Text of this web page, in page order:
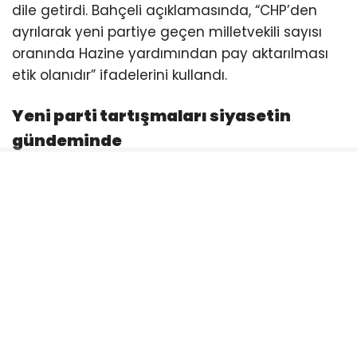
dile getirdi. Bahçeli açıklamasında, “CHP’den
ayrılarak yeni partiye geçen milletvekili sayısı
oranında Hazine yardımından pay aktarılması
etik olanıdır” ifadelerini kullandı.
Yeni parti tartışmaları siyasetin
gündeminde